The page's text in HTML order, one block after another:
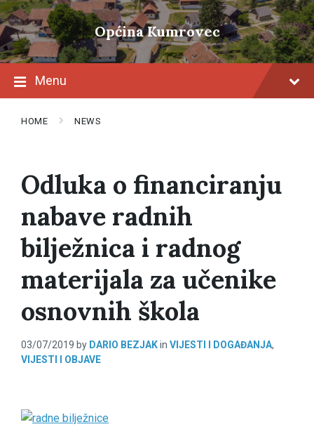
Skip
to
content
Skip
to
main
navigation
Skip
to
footer
Općina Kumrovec
Menu
HOME NEWS
Odluka o financiranju
nabave radnih
bilježnica i radnog
materijala za učenike
osnovnih škola
03/07/2019 by DARIO BEZJAKin VIJESTI I DOGAĐANJA,
VIJESTI I OBJAVE